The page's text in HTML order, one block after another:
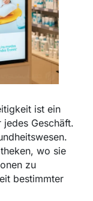
ist ein
Geschäft.
wo sie
zu
bestimmter